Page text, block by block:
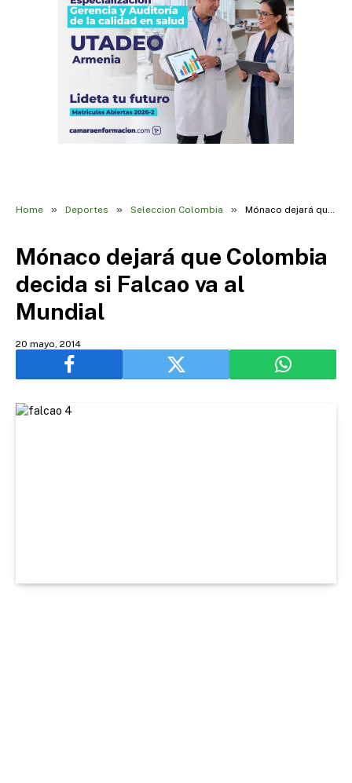
Home » Deportes » Seleccion Colombia » Mónaco dejará que Colombia decida si Falcao va al Mundial
Mónaco dejará que Colombia
decida si Falcao va al
Mundial
20 mayo, 2014